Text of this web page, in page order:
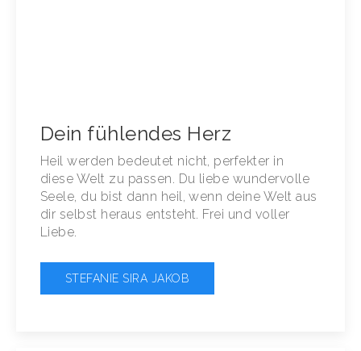
Dein fühlendes Herz
Heil werden bedeutet nicht, perfekter in
diese Welt zu passen. Du liebe wundervolle
Seele, du bist dann heil, wenn deine Welt aus
dir selbst heraus entsteht. Frei und voller
Liebe.
STEFANIE SIRA JAKOB